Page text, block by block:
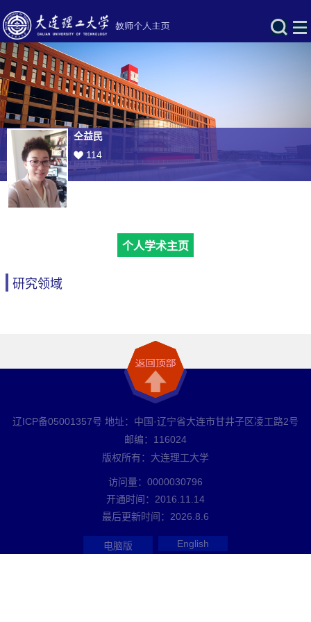
仝益民
114
个人学术主页
研究领域
辽ICP备05001357号 地址：中国·辽宁省大连市甘井子区凌工路2号
邮编：116024
版权所有：大连理工大学
访问量： 0000030796
开通时间： 2016 11 14
最后更新时间： 2026 8 6
电脑版 English